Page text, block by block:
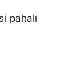
pahalı